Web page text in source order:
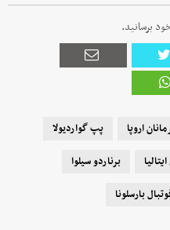
برسانید.
اروپا
پپ گواردیولا
برناردو سیلوا
بارسلونا